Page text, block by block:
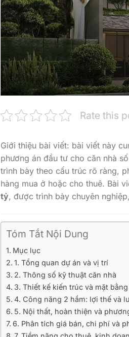
Rate this
Giới thiệu bài viết: bài viết này
phương án đầu tư cho căn nhà
trình bày theo cấu trúc rõ ràng,
hàng mua ở hoặc cho thuê. Bài
tỷ, được trình bày chuyên
Tóm Tắt Nội Dung
Mục lục
1. Tổng quan dự án và vị trí
2. Thông số kỹ thuật căn nhà
3. Thiết kế kiến trúc và mặt bằng
4. Công năng 2 hầm: lợi thế và
5. Nội thất, hoàn thiện và
6. Phân tích giá bán, chi phí và